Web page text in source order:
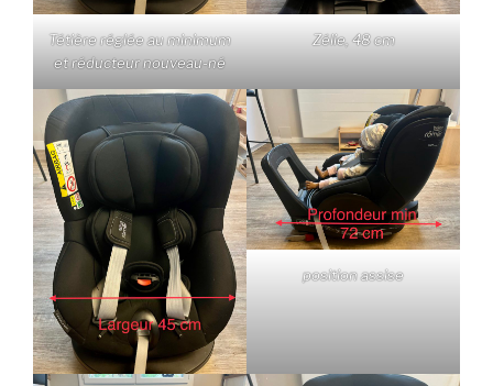
Tétière réglée au minimum
et réducteur nouveau-né
Zélie, 48 cm
position assise